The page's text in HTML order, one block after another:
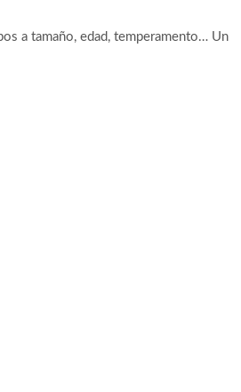
a tamaño, edad, temperamento… Un